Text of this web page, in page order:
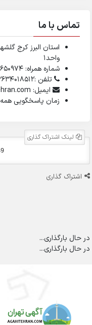
تماس با ما
واحد1
شماره همراه: 09351650974
تلفن :02634018512
ایمیل: info@agahitehran.com
زمان پاسخگویی همه روزه
لینک اشتراک گذاری
اشتراک گذاری
در حال بارگذاری...
در حال بارگذاری...